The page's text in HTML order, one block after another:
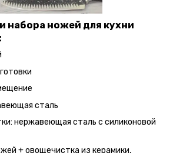
набора ножей для кухни
сталь
нержавеющая сталь с силиконовой
+ овощечистка из керамики,